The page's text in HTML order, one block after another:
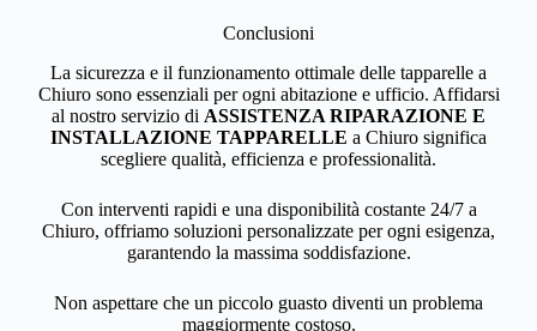
Conclusioni
La sicurezza e il funzionamento ottimale delle tapparelle a
Chiuro sono essenziali per ogni abitazione e ufficio. Affidarsi
al nostro servizio di ASSISTENZA RIPARAZIONE E
INSTALLAZIONE TAPPARELLE a Chiuro significa
scegliere qualità, efficienza e professionalità.
Con interventi rapidi e una disponibilità costante 24/7 a
Chiuro, offriamo soluzioni personalizzate per ogni esigenza,
garantendo la massima soddisfazione.
Non aspettare che un piccolo guasto diventi un problema
maggiormente costoso.